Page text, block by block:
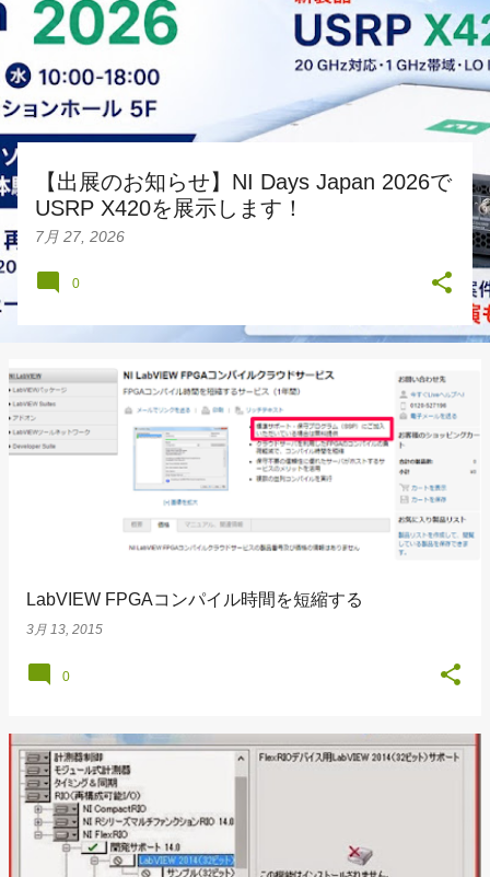
【出展のお知らせ】NI Days Japan 2026で
USRP X420を展示します！
7月 27, 2026
0
LabVIEW FPGAコンパイル時間を短縮する
3月 13, 2015
0